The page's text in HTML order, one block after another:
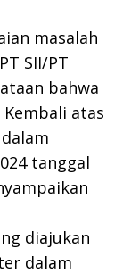
masalah
SII/PT
bahwa
atas
tanggal
diajukan
dalam